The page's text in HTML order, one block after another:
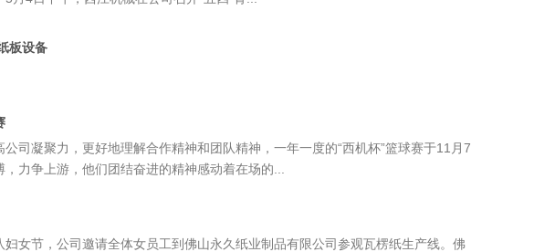
板设备
司凝聚力，更好地理解合作精神和团队精神，一年一度的“西机杯”篮球赛于11月7
力争上游，他们团结奋进的精神感动着在场的...
女节，公司邀请全体女员工到佛山永久纸业制品有限公司参观瓦楞纸生产线。佛